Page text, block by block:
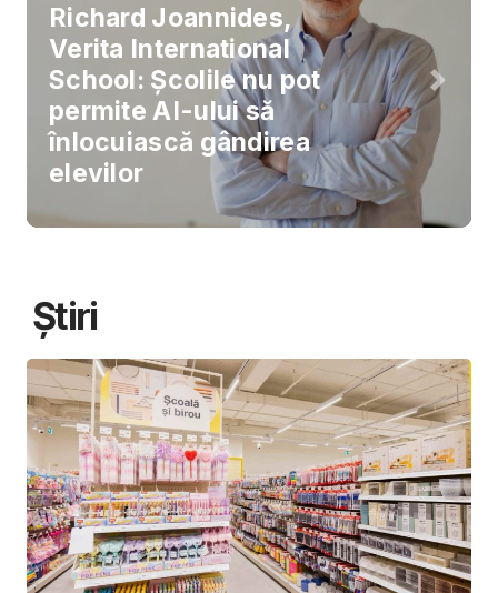
Richard Joannides,
Verita International
School: Școlile nu pot
permite AI-ului să
înlocuiască gândirea
elevilor
Știri